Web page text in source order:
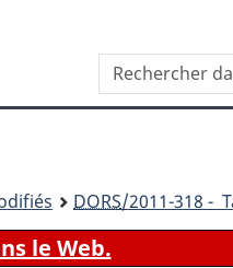
Rechercher
dans
Canada.ca
DORS/2011-318 -
le Web.